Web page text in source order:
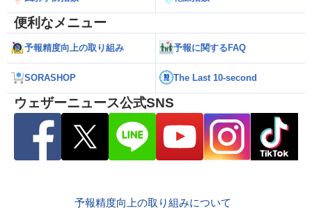
便利なメニュー
予報精度向上の取り組み 予報に関するFAQ
SORASHOP The Last 10-second
ウェザーニュース公式SNS
予報精度向上の取り組みについて